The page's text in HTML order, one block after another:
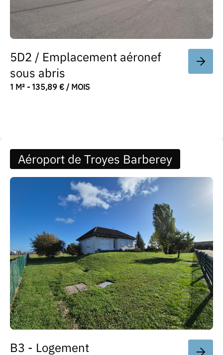
5D2 / Emplacement aéronef
sous abris
1 M² - 135,89 € / MOIS
Aéroport de Troyes Barberey
B3 - Logement